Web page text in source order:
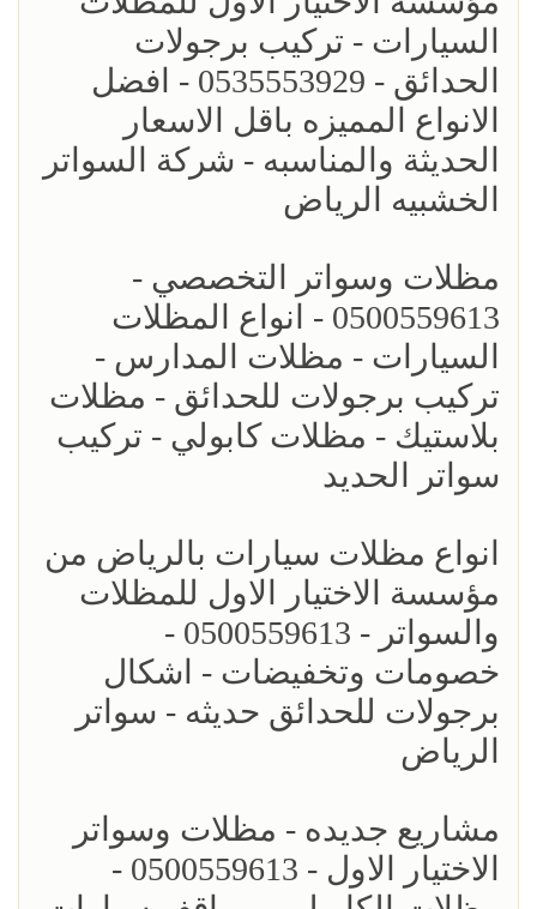
السيارات - تركيب برجولات
الحدائق - 0535553929 - افضل
الانواع المميزه باقل الاسعار
الحديثة والمناسبه - شركة السواتر
الخشبيه الرياض
مظلات وسواتر التخصصي -
0500559613 - انواع المظلات
السيارات - مظلات المدارس -
تركيب برجولات للحدائق - مظلات
بلاستيك - مظلات كابولي - تركيب
سواتر الحديد
انواع مظلات سيارات بالرياض من
مؤسسة الاختيار الاول للمظلات
والسواتر - 0500559613 -
خصومات وتخفيضات - اشكال
برجولات للحدائق حديثه - سواتر
الرياض
مشاريع جديده - مظلات وسواتر
الاختيار الاول - 0500559613 -